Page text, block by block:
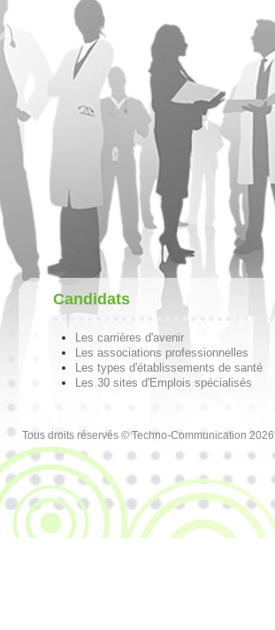
Candidats
Les carrières d'avenir
Les associations professionnelles
Les types d'établissements de santé
Les 30 sites d'Emplois spécialisés
Tous droits réservés © Techno-Communication 2026